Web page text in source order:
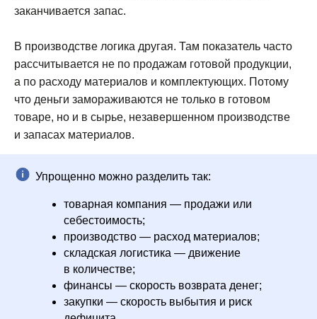
заканчивается запас.
В производстве логика другая. Там показатель часто
рассчитывается не по продажам готовой продукции,
а по расходу материалов и комплектующих. Потому
что деньги замораживаются не только в готовом
товаре, но и в сырье, незавершенном производстве
и запасах материалов.
Упрощенно можно разделить так:
товарная компания — продажи или
себестоимость;
производство — расход материалов;
складская логистика — движение
в количестве;
финансы — скорость возврата денег;
закупки — скорость выбытия и риск